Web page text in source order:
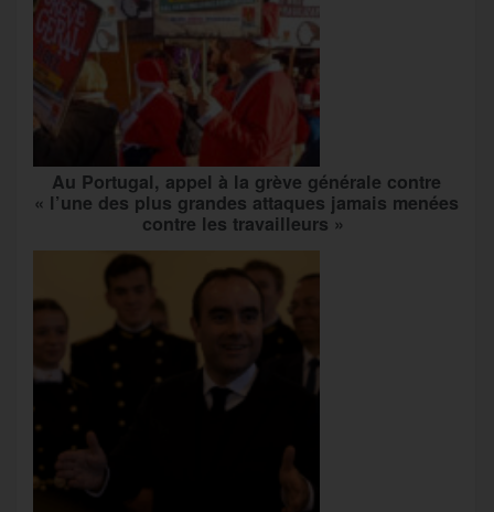
Au Portugal, appel à la grève générale contre
« l’une des plus grandes attaques jamais menées
contre les travailleurs »